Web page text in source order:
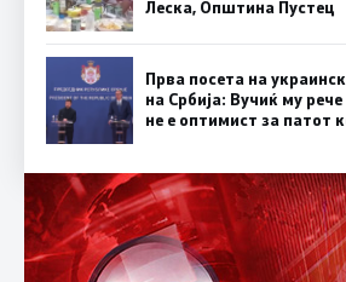
Леска, Општина Пустец
Прва посета на
на Србија: Вучиќ му
не е оптимист за патот